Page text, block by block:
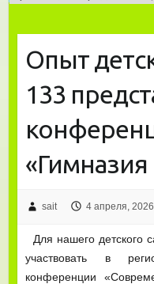
Опыт
133
sait 4 апреля, 2026
Для нашего детского
участвовать в
конференции